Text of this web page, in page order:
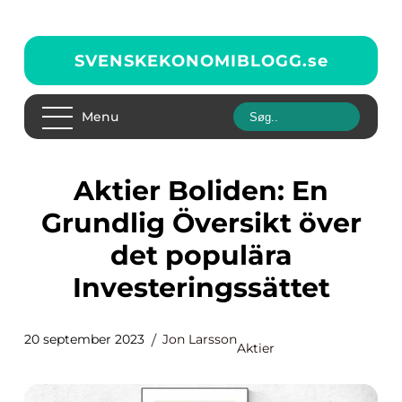
SVENSKEKONOMIBLOGG.se
Menu
Aktier Boliden: En
Grundlig Översikt över
det populära
Investeringssättet
20 september 2023 Jon Larsson
Aktier